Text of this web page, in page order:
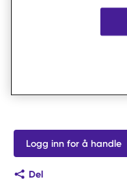
Logg inn for å handle
Del